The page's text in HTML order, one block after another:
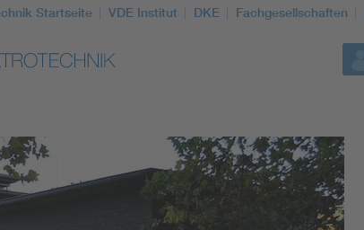
Startseite VDE Institut DKE Fachgesellschaften